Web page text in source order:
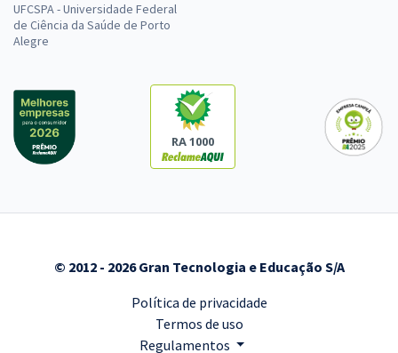
UFCSPA - Universidade Federal
de Ciência da Saúde de Porto
Alegre
RA 1000
© 2012 - 2026 Gran Tecnologia e Educação S/A
Política de privacidade
Termos de uso
Regulamentos